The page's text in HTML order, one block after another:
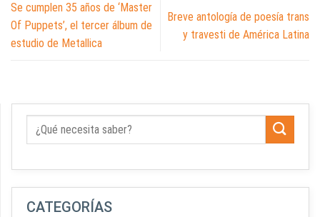
Se cumplen 35 años de ‘Master
Of Puppets’, el tercer álbum de
estudio de Metallica
Breve antología de poesía trans
y travesti de América Latina
CATEGORÍAS